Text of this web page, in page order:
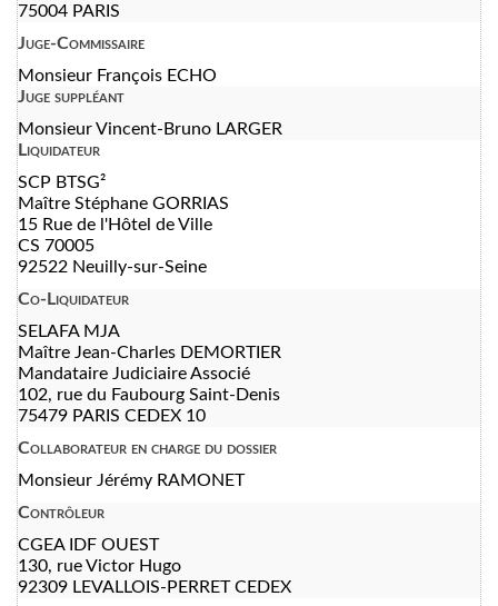
75004 PARIS
Juge-Commissaire
Monsieur François ECHO
Juge suppléant
Monsieur Vincent-Bruno LARGER
Liquidateur
SCP BTSG²
Maître Stéphane GORRIAS
15 Rue de l'Hôtel de Ville
CS 70005
92522 Neuilly-sur-Seine
Co-Liquidateur
SELAFA MJA
Maître Jean-Charles DEMORTIER
Mandataire Judiciaire Associé
102, rue du Faubourg Saint-Denis
75479 PARIS CEDEX 10
Collaborateur en charge du dossier
Monsieur Jérémy RAMONET
Contrôleur
CGEA IDF OUEST
130, rue Victor Hugo
92309 LEVALLOIS-PERRET CEDEX